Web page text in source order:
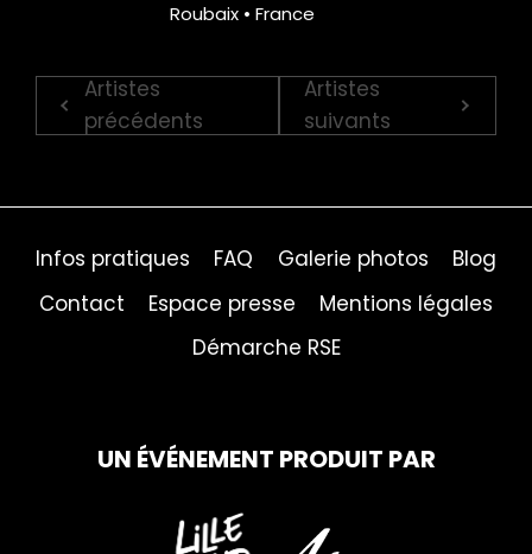
Roubaix • France
Artistes
précédents
Artistes
suivants
Infos pratiques FAQ Galerie photos
Blog
Contact
Espace presse
Mentions légales
Démarche RSE
UN ÉVÉNEMENT PRODUIT PAR